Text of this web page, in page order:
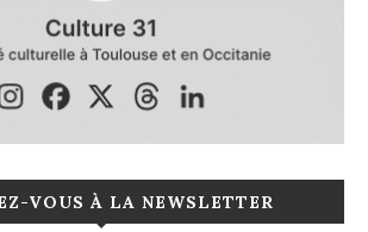
VOUS À LA NEWSLETTER